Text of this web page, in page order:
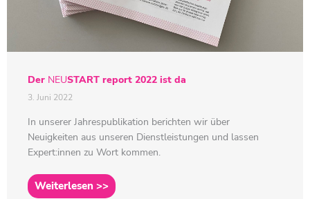
Der NEUSTART report 2022 ist da
3. Juni 2022
In unserer Jahrespublikation berichten wir über
Neuigkeiten aus unseren Dienstleistungen und lassen
Expert:innen zu Wort kommen.
Weiterlesen >>